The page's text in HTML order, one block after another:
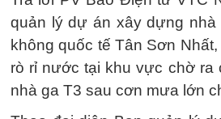
quản lý dự án xây dựng nhà
không quốc tế Tân Sơn
rò rỉ nước tại khu vực chờ ra
nhà ga T3 sau cơn mưa lớn